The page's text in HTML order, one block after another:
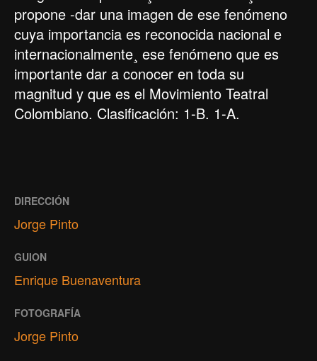
propone -dar una imagen de ese fenómeno
cuya importancia es reconocida nacional e
internacionalmente¸ ese fenómeno que es
importante dar a conocer en toda su
magnitud y que es el Movimiento Teatral
Colombiano. Clasificación: 1-B. 1-A.
DIRECCIÓN
Jorge Pinto
GUION
Enrique Buenaventura
FOTOGRAFÍA
Jorge Pinto